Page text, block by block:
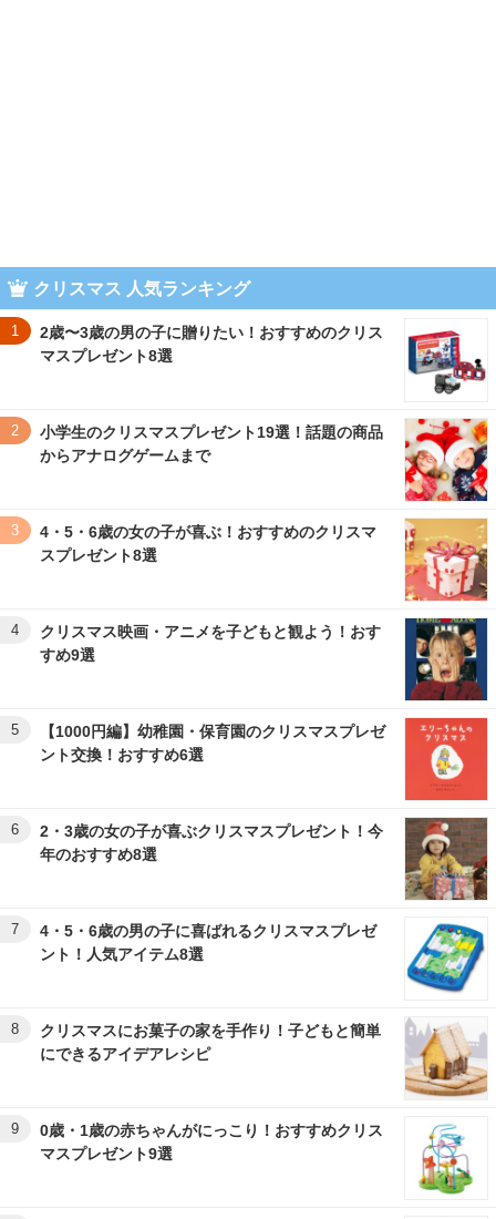
クリスマス 人気ランキング
1
2歳〜3歳の男の子に贈りたい！おすすめのクリス
マスプレゼント8選
2
小学生のクリスマスプレゼント19選！話題の商品
からアナログゲームまで
3
4・5・6歳の女の子が喜ぶ！おすすめのクリスマ
スプレゼント8選
4
クリスマス映画・アニメを子どもと観よう！おす
すめ9選
5
【1000円編】幼稚園・保育園のクリスマスプレゼ
ント交換！おすすめ6選
6
2・3歳の女の子が喜ぶクリスマスプレゼント！今
年のおすすめ8選
7
4・5・6歳の男の子に喜ばれるクリスマスプレゼ
ント！人気アイテム8選
8
クリスマスにお菓子の家を手作り！子どもと簡単
にできるアイデアレシピ
9
0歳・1歳の赤ちゃんがにっこり！おすすめクリス
マスプレゼント9選